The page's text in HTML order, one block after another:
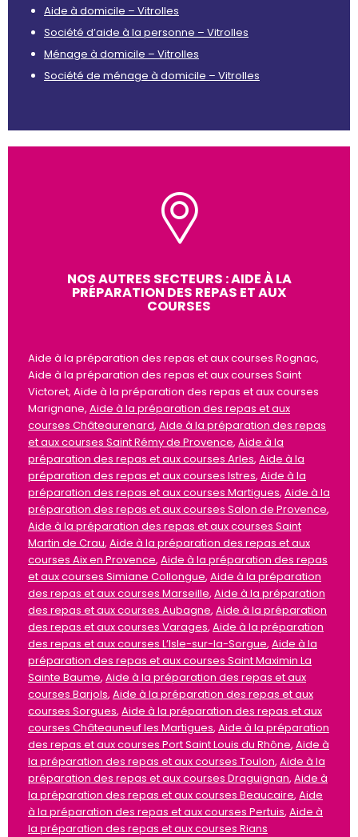
Aide à domicile – Vitrolles
Société d’aide à la personne – Vitrolles
Ménage à domicile – Vitrolles
Société de ménage à domicile – Vitrolles
NOS AUTRES SECTEURS : AIDE À LA
PRÉPARATION DES REPAS ET AUX
COURSES
Aide à la préparation des repas et aux courses Rognac,
Aide à la préparation des repas et aux courses Saint
Victoret, Aide à la préparation des repas et aux courses
Marignane, Aide à la préparation des repas et aux
courses Châteaurenard, Aide à la préparation des repas
et aux courses Saint Rémy de Provence, Aide à la
préparation des repas et aux courses Arles, Aide à la
préparation des repas et aux courses Istres, Aide à la
préparation des repas et aux courses Martigues, Aide à la
préparation des repas et aux courses Salon de Provence,
Aide à la préparation des repas et aux courses Saint
Martin de Crau, Aide à la préparation des repas et aux
courses Aix en Provence, Aide à la préparation des repas
et aux courses Simiane Collongue, Aide à la préparation
des repas et aux courses Marseille, Aide à la préparation
des repas et aux courses Aubagne, Aide à la préparation
des repas et aux courses Varages, Aide à la préparation
des repas et aux courses L’Isle-sur-la-Sorgue, Aide à la
préparation des repas et aux courses Saint Maximin La
Sainte Baume, Aide à la préparation des repas et aux
courses Barjols, Aide à la préparation des repas et aux
courses Sorgues, Aide à la préparation des repas et aux
courses Châteauneuf les Martigues, Aide à la préparation
des repas et aux courses Port Saint Louis du Rhône, Aide à
la préparation des repas et aux courses Toulon, Aide à la
préparation des repas et aux courses Draguignan, Aide à
la préparation des repas et aux courses Beaucaire, Aide
à la préparation des repas et aux courses Pertuis, Aide à
la préparation des repas et aux courses Rians